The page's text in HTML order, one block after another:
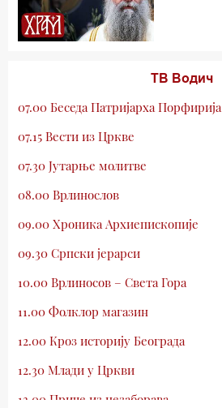
ТВ Водич
07.00 Беседа Патријарха Порфирија
07.15 Вести из Цркве
07.30 Јутарње молитве
08.00 Врлинослов
09.00 Хроника Архиепископије
09.30 Српски јерарси
10.00 Врлиносов – Света Гора
11.00 Фолклор магазин
12.00 Кроз историју Београда
12.30 Млади у Цркви
13.00 Приче из незаборава